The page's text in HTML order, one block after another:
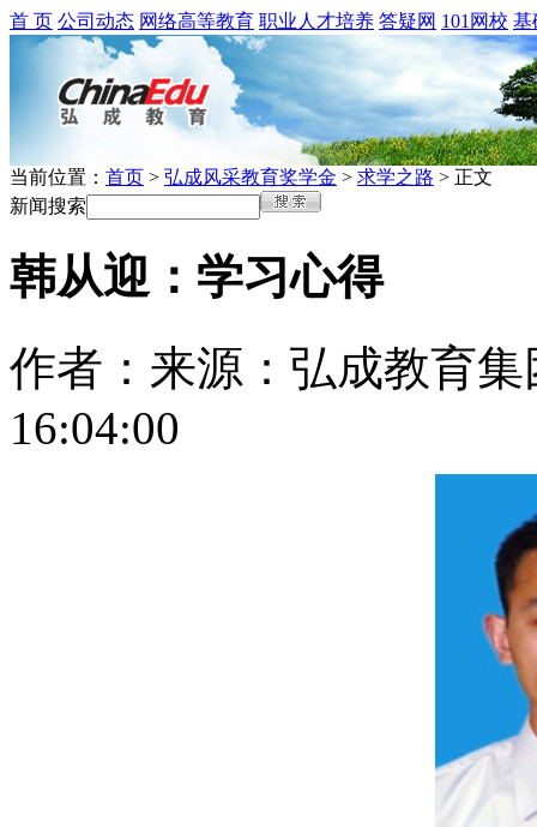
首 页 公司动态 网络高等教育 职业人才培养 答疑网 101网校 基
当前位置： 首页 > 弘成风采教育奖学金 > 求学之路 > 正文
新闻搜索
韩从迎：学习心得
作者： 来源：弘成教育集
16:04:00